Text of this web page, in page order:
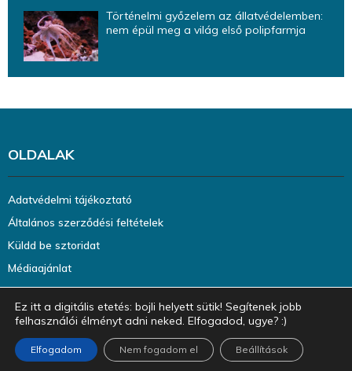
Történelmi győzelem az állatvédelemben:
nem épül meg a világ első polipfarmja
OLDALAK
Adatvédelmi tájékoztató
Általános szerződési feltételek
Küldd be sztoridat
Médiaajánlat
@2023 - halazin.hu. Minden jog fenntartva.
Ez itt a digitális etetés: bojli helyett sütik! Segítenek jobb
felhasználói élményt adni neked. Elfogadod, ugye? :)
Elfogadom Nem fogadom el Beállítások